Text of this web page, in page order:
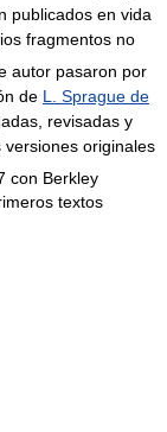
publicados en vida
fragmentos no
autor pasaron por
de L. Sprague de
revisadas y
originales
con Berkley
textos